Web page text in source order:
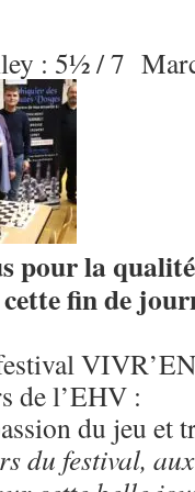
: 5½ / 7
pour la
fin de
de l’EHV :
du jeu et
du festival,